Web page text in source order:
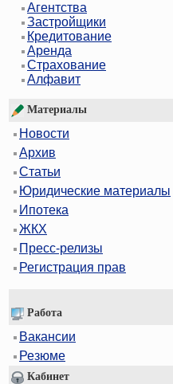
Агентства
Застройщики
Кредитование
Аренда
Страхование
Алфавит
Материалы
Новости
Архив
Статьи
Юридические материалы
Ипотека
ЖКХ
Пресс-релизы
Регистрация прав
Работа
Вакансии
Резюме
Кабинет